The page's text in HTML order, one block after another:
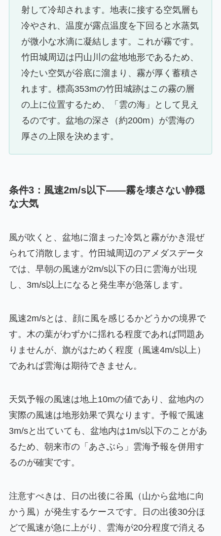
射して冷却されます。地表に接する空気層も
冷やされ、温度が露点温度を下回ると水蒸気
が微小な水滴に凝結します。これが霧です。
竹田城周辺は円山川の盆地地形であるため、
冷たい空気が谷底に溜まり、霧が厚く蓄積さ
れます。標高353mの竹田城跡はこの霧の層
の上に位置するため、「雲の海」として見え
るのです。盆地の深さ（約200m）が雲海の
厚さの上限を決めます。
条件3：風速2m/s以下——霧を壊さない静穏
な大気
風が吹くと、盆地に溜まった冷気と霧がかき混ぜ
られて消散します。竹田城周辺のアメダスデータ
では、早朝の風速が2m/s以下の日に雲海が出現
し、3m/s以上になると発生率が急落します。
風速2m/sとは、顔に風を感じるかどうかの境界で
す。木の葉がわずかに揺れる程度であれば問題あ
りませんが、旗がはためく程度（風速4m/s以上）
であれば雲海は期待できません。
天気予報の風速は地上10mの値であり、盆地内の
実際の風速は地形効果で異なります。予報で風速
3m/sと出ていても、盆地内は1m/s以下のことがあ
るため、朝来市の「あさぶら」雲海予報を併用す
るのが確実です。
注意すべきは、日の出後に谷風（山から盆地に向
かう風）が発生するケースです。日の出後30分ほ
どで風速が急に上がり、雲海が20分程度で消える